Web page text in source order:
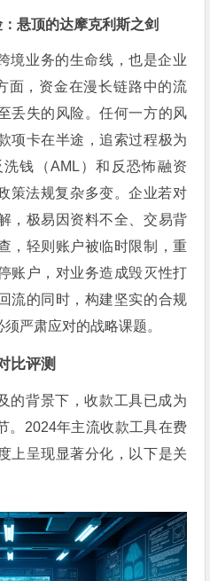
悬顶的达摩克利斯之剑
境业务的生命线，也是企业
面，资金在漫长链路中的流
丢失的风险。任何一方的风
项卡在半途，追索过程极为
钱（AML）和反恐怖融资
策法规复杂多变。企业若对
，极易因资料不全、交易背
，轻则账户被临时限制，重
账户，对业务造成毁灭性打
流的同时，构建坚实的合规
严肃应对的战略课题。
比评测
的背景下，收款工具已成为
。2024年主流收款工具在费
上呈现显著分化，以下是关